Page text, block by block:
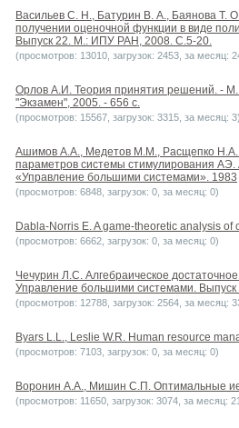
Васильев С. Н., Батурин В. А., Баянова Т.
получении оценочной функции в виде
Выпуск 22. М.: ИПУ РАН, 2008. С.5-20.
(просмотров: 13010, загрузок: 2453, за месяц:
Орлов А.И. Теория принятия решений. -
"Экзамен", 2005. - 656 с.
(просмотров: 15567, загрузок: 3315, за месяц: 3)
Ашимов А.А., Медетов М.М., Расщепко Н.А.
параметров системы стимулирования
«Управление большими системами». 1983
(просмотров: 6848, загрузок: 0, за месяц: 0)
Dabla-Norris E. A game-theoretic analysis
(просмотров: 6662, загрузок: 0, за месяц: 0)
Чечурин Л.С. Алгебраическое
Управление большими системами.
(просмотров: 12788, загрузок: 2564, за месяц:
Byars L.L., Leslie W.R. Human resource
(просмотров: 7103, загрузок: 0, за месяц: 0)
Воронин А.А., Мишин С.П. Оптимальные
(просмотров: 11650, загрузок: 3074, за месяц: